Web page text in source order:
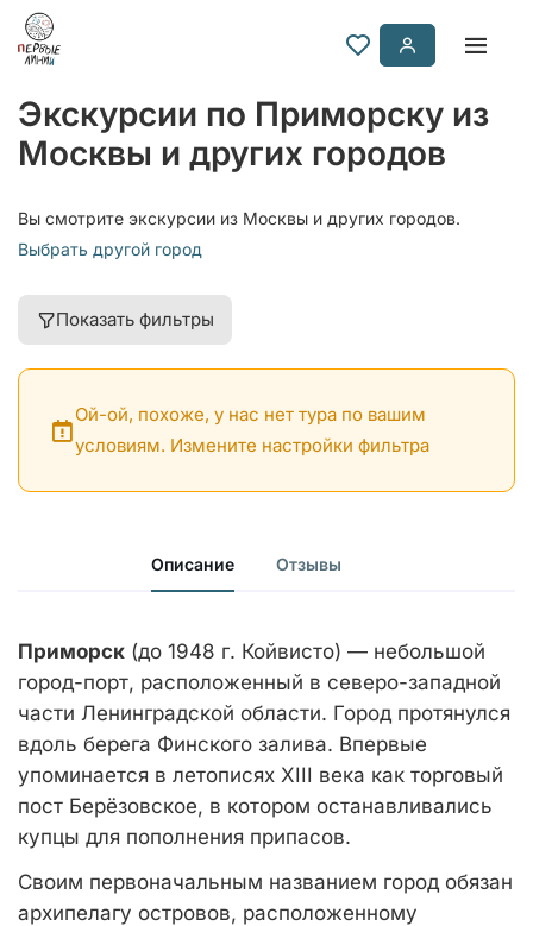
Экскурсии по Приморску из
Москвы и других городов
Вы смотрите экскурсии из Москвы и других городов.
Выбрать другой город
Показать фильтры
Ой-ой, похоже, у нас нет тура по вашим
условиям. Измените настройки фильтра
Описание Отзывы
Приморск (до 1948 г. Койвисто) — небольшой
город-порт, расположенный в северо-западной
части Ленинградской области. Город протянулся
вдоль берега Финского залива. Впервые
упоминается в летописях XIII века как торговый
пост Берёзовское, в котором останавливались
купцы для пополнения припасов.
Своим первоначальным названием город обязан
архипелагу островов, расположенному